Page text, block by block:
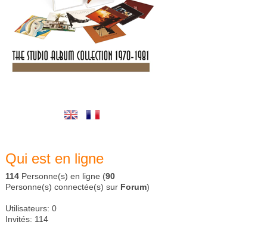
Qui est en ligne
114 Personne(s) en ligne (90
Personne(s) connectée(s) sur Forum)
Utilisateurs: 0
Invités: 114